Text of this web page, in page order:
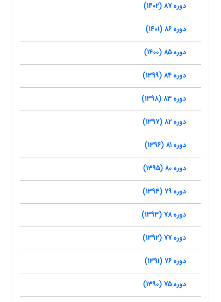
دوره 87 (1402)
دوره 86 (1401)
دوره 85 (1400)
دوره 84 (1399)
دوره 83 (1398)
دوره 82 (1397)
دوره 81 (1396)
دوره 80 (1395)
دوره 79 (1394)
دوره 78 (1393)
دوره 77 (1392)
دوره 76 (1391)
دوره 75 (1390)